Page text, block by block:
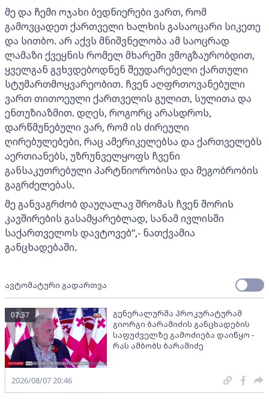
მე და ჩემი ოჯახი ბედნიერები ვართ, რომ
გამოვცადეთ ქართველი ხალხის გასაოცარი სიკეთე
და სითბო. არ აქვს მნიშვნელობა ამ საოცრად
ლამაზი ქვეყნის რომელ მხარეში ვმოგზაურობდით,
ყველგან გვხვდებოდნენ შეუდარებელი ქართული
სტუმართმოყვარეობით. ჩვენ აღფრთოვანებული
ვართ თითოეული ქართველის გულით, სულითა და
ენთუზიაზმით. დღეს, როგორც არასდროს,
დარწმუნებული ვარ, რომ ის ძირეული
ღირებულებები, რაც ამერიკელებსა და ქართველებს
აერთიანებს, უზრუნველყოფს ჩვენი
განსაკუთრებული პარტნიორობისა და მეგობრობის
გაგრძელებას.
მე განვაგრძობ დაუღალავ შრომას ჩვენ შორის
კავშირების გასამყარებლად, სანამ ივლისში
საქართველოს დავტოვებ”,- ნათქვამია
განცხადებაში.
ავტომატური გადართვა
გენერალურმა პროკურატურამ
გიორგი ბარამიძის განცხადების
საფუძველზე გამოძიება დაიწყო -
რას ამბობს ბარამიძე
07:37
2026/08/07 20:46